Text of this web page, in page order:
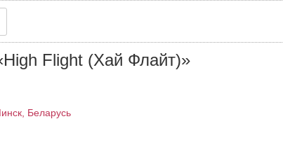
Flight (Хай Флайт)»
Беларусь